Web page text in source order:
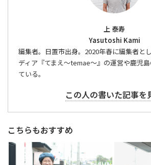
上 泰寿
Yasutoshi Kami
編集者。日置市出身。2020年春に編集者と
ディア『てまえ～temae～』の運営や鹿児
ている。
この人の書いた記事を
こちらもおすすめ